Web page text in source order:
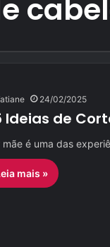
24/02/2025
Ideias de
mãe é uma das
mais »